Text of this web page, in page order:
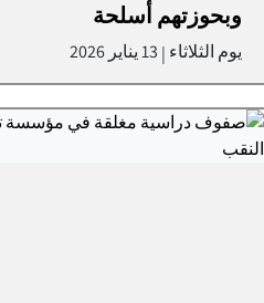
وبحوزتهم أسلحة
يوم الثلاثاء | 13 يناير 2026